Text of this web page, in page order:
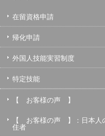
在留資格申請
帰化申請
外国人技能実習制度
特定技能
【 お客様の声 】
【 お客様の声 】：日本人
住者